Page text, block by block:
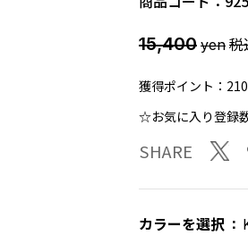
15,400 yen 税
獲得ポイント：
☆お気に入り登録
SHARE
カラーを選択